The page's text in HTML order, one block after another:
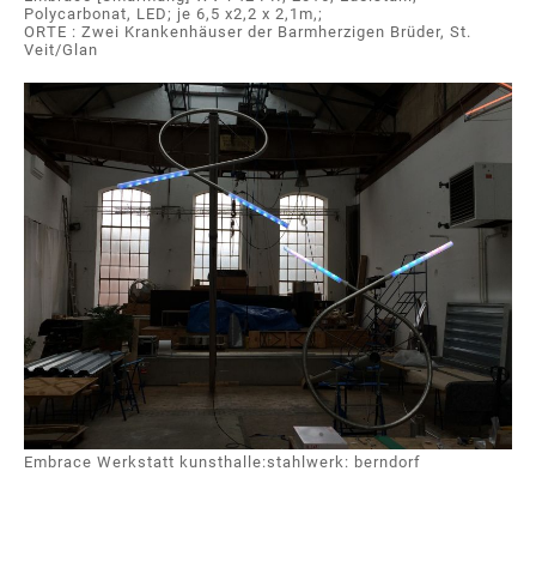
Polycarbonat, LED; je 6,5 x2,2 x 2,1m,;
ORTE : Zwei Krankenhäuser der Barmherzigen Brüder, St.
Veit/Glan
Embrace Werkstatt kunsthalle:stahlwerk: berndorf